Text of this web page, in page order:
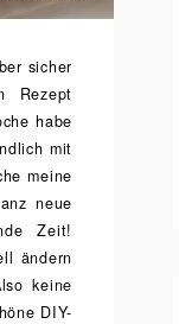
sicher
Rezept
habe
mit
meine
neue
Zeit!
ändern
keine
DIY-